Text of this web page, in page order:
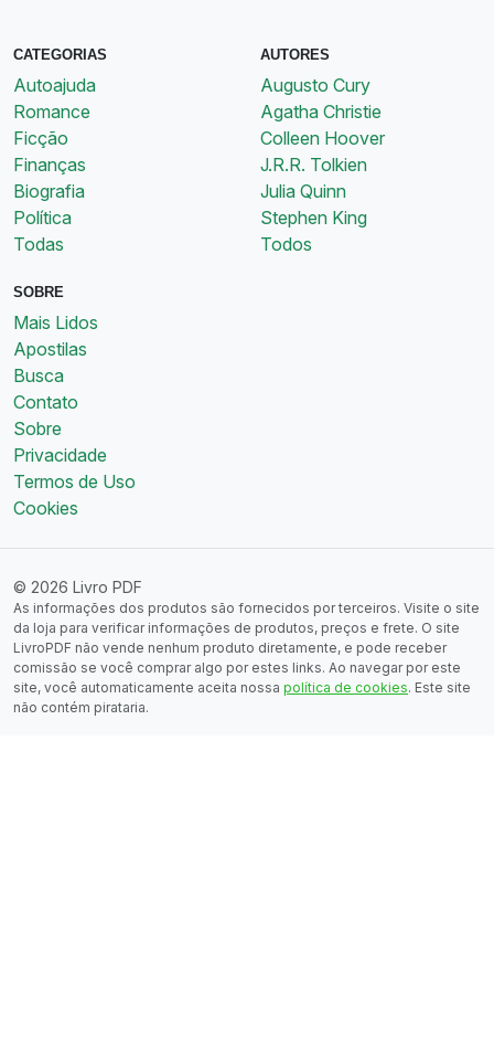
CATEGORIAS
Autoajuda
Romance
Ficção
Finanças
Biografia
Política
Todas
AUTORES
Augusto Cury
Agatha Christie
Colleen Hoover
J.R.R. Tolkien
Julia Quinn
Stephen King
Todos
SOBRE
Mais Lidos
Apostilas
Busca
Contato
Sobre
Privacidade
Termos de Uso
Cookies
© 2026 Livro PDF
As informações dos produtos são fornecidos por terceiros. Visite o site
da loja para verificar informações de produtos, preços e frete. O site
LivroPDF não vende nenhum produto diretamente, e pode receber
comissão se você comprar algo por estes links. Ao navegar por este
site, você automaticamente aceita nossa política de cookies. Este site
não contém pirataria.